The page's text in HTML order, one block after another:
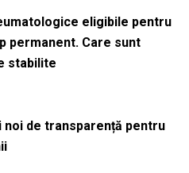
eligibile pentru
permanent. Care sunt
stabilite
noi de transparență pentru